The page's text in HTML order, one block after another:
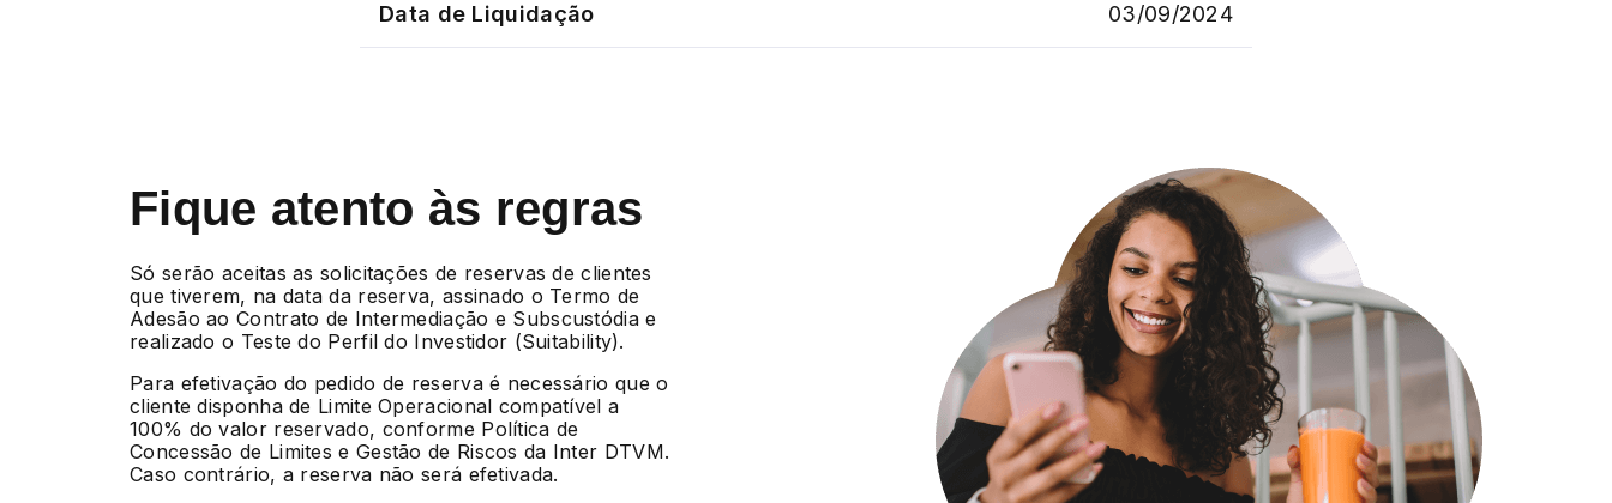
Data de Liquidação 03/09/2024
Fique atento às regras
Só serão aceitas as solicitações de reservas de clientes
que tiverem, na data da reserva, assinado o Termo de
Adesão ao Contrato de Intermediação e Subscustódia e
realizado o Teste do Perfil do Investidor (Suitability).
Para efetivação do pedido de reserva é necessário que o
cliente disponha de Limite Operacional compatível a
100% do valor reservado, conforme Política de
Concessão de Limites e Gestão de Riscos da Inter DTVM.
Caso contrário, a reserva não será efetivada.